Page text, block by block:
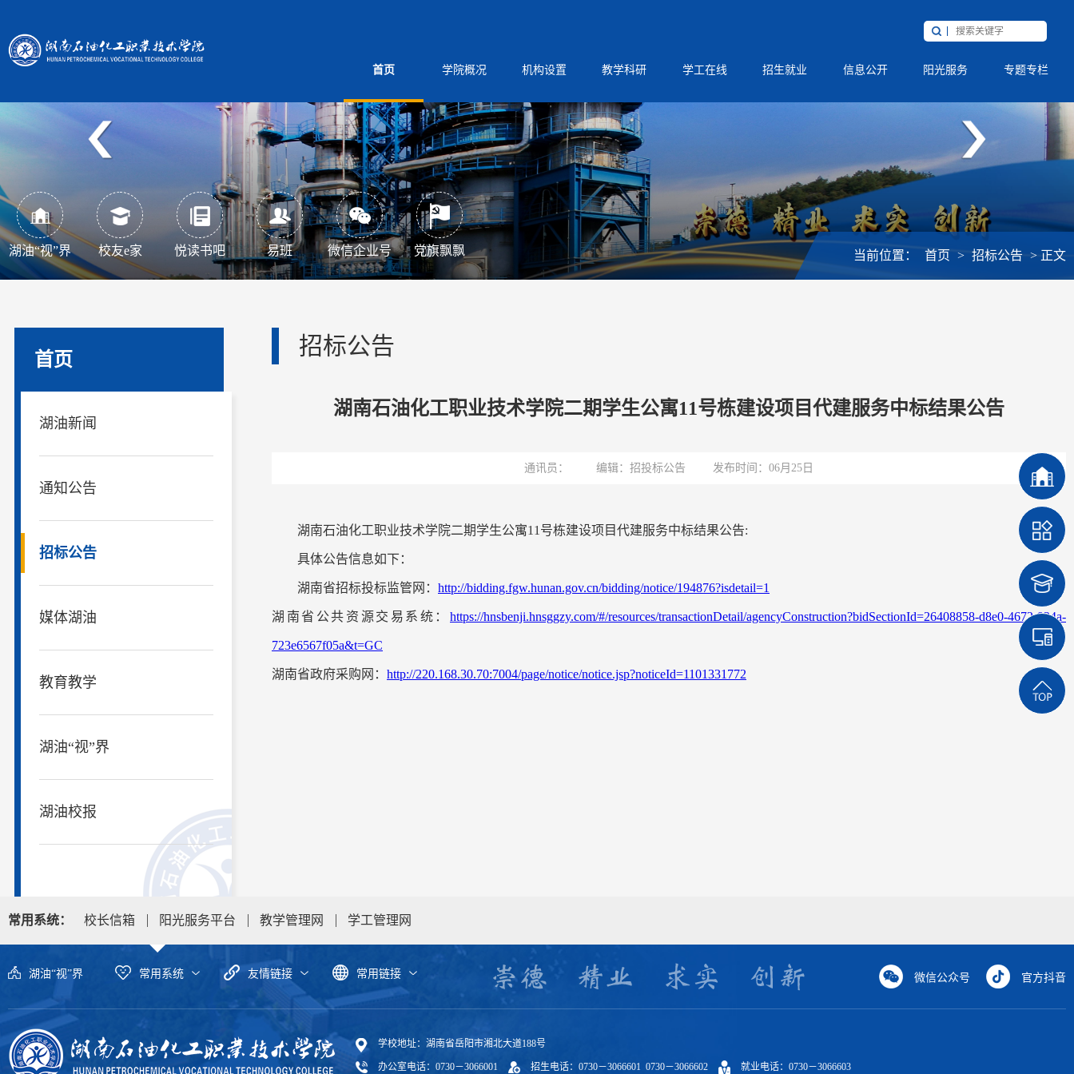
首页 学院概况 机构设置 教学科研 学工在线 招生就业 信息公开 阳光服务 专题专栏
湖油“视”界 校友e家 悦读书吧 易班 微信企业号 党旗飘飘 当前位置： 首页 > 招标公告 > 正文
首页
湖油新闻
通知公告
招标公告
媒体湖油
教育教学
湖油“视”界
湖油校报
招标公告
湖南石油化工职业技术学院二期学生公寓11号栋建设项目代建服务中标结果公告
通讯员： 编辑：招投标公告 发布时间：06月25日
湖南石油化工职业技术学院二期学生公寓11号栋建设项目代建服务中标结果公告:
具体公告信息如下：
湖南省招标投标监管网： http://bidding.fgw.hunan.gov.cn/bidding/notice/194876?isdetail=1
湖南省公共资源交易系统： https://hnsbenji.hnsggzy.com/#/resources/transactionDetail/agencyConstruction?bidSectionId=26408858-d8e0-4672-924a-
723e6567f05a&t=GC
湖南省政府采购网： http://220.168.30.70:7004/page/notice/notice.jsp?noticeId=1101331772
常用系统： 校长信箱 阳光服务平台 教学管理网 学工管理网
湖油“视”界 常用系统 友情链接 常用链接 微信公众号 官方抖音
学校地址：湖南省岳阳市湘北大道188号
办公室电话：0730－3066001 招生电话：0730－3066601 0730－3066602 就业电话：0730－3066603